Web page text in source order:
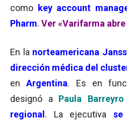
como key account
Pharm. Ver «Varifarma
En la norteamericana
dirección médica del
enArgentina. Es en
designó a Paula Barreyro
regional . La ejecutiva se